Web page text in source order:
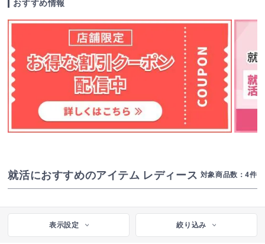
おすすめ情報
就活におすすめのアイテム レディース 対象商品数：4件
表示設定 絞り込み